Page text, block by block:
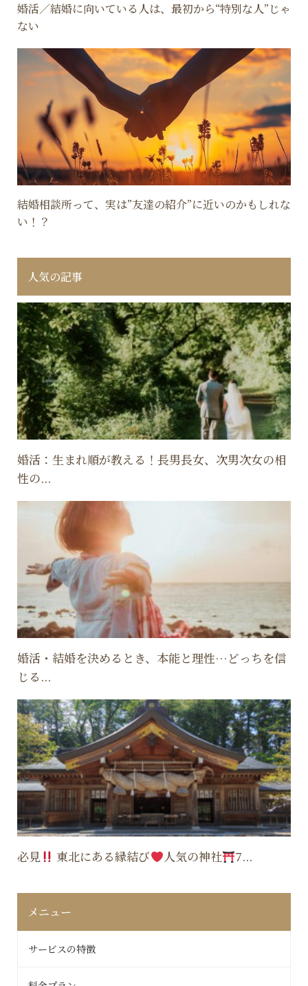
婚活／結婚に向いている人は、最初から“特別な人”じゃ
ない
結婚相談所って、実は”友達の紹介”に近いのかもしれな
い！？
人気の記事
婚活：生まれ順が教える！長男長女、次男次女の相
性の...
婚活・結婚を決めるとき、本能と理性…どっちを信
じる...
必見 東北にある縁結び 人気の神社 7...
メニュー
サービスの特徴